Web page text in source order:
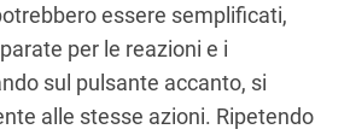
essere semplificati,
per le reazioni e i
sul pulsante accanto, si
alle stesse azioni. Ripetendo